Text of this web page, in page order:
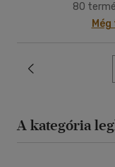
80
A kategória